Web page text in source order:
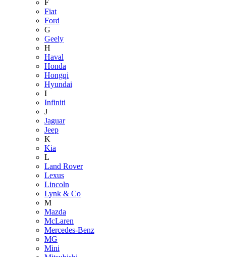
F
Fiat
Ford
G
Geely
H
Haval
Honda
Hongqi
Hyundai
I
Infiniti
J
Jaguar
Jeep
K
Kia
L
Land Rover
Lexus
Lincoln
Lynk & Co
M
Mazda
McLaren
Mercedes-Benz
MG
Mini